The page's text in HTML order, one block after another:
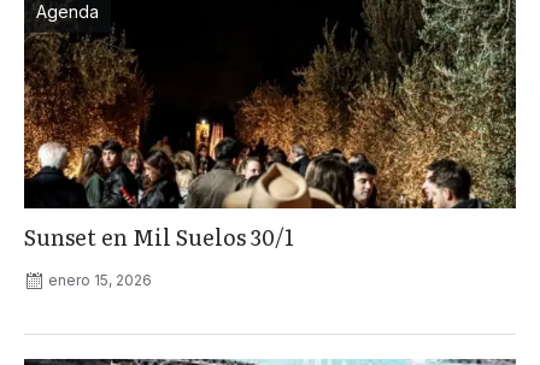
Agenda
Sunset en Mil Suelos 30/1
enero 15, 2026